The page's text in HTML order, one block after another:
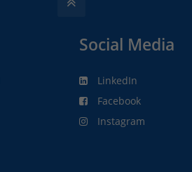
Social Media
LinkedIn
Facebook
Instagram